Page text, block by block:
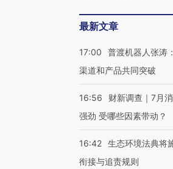
最新文章
17:00
普渡机器人张涛
渠道和产品共同突破
16:56
财新调查｜7月
强劲 受哪些因素带动？
16:42 生态环境法典将
衔接与追责规则